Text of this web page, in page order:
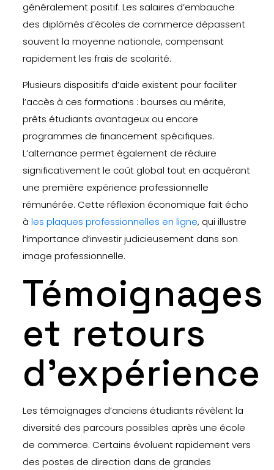
généralement positif. Les salaires d’embauche
des diplômés d’écoles de commerce dépassent
souvent la moyenne nationale, compensant
rapidement les frais de scolarité.
Plusieurs dispositifs d’aide existent pour faciliter
l’accès à ces formations : bourses au mérite,
prêts étudiants avantageux ou encore
programmes de financement spécifiques.
L’alternance permet également de réduire
significativement le coût global tout en acquérant
une première expérience professionnelle
rémunérée. Cette réflexion économique fait écho
à les plaques professionnelles en ligne, qui illustre
l’importance d’investir judicieusement dans son
image professionnelle.
Témoignages
et retours
d’expérience
Les témoignages d’anciens étudiants révèlent la
diversité des parcours possibles après une école
de commerce. Certains évoluent rapidement vers
des postes de direction dans de grandes